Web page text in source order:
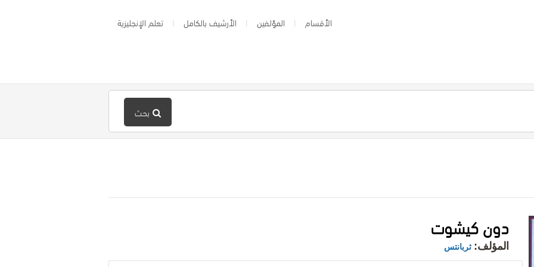
الأقسام المؤلفين الأرشيف بالكامل تعلم الإنجليزية
بحث
دون كيشوت
المؤلف: ثربانتس